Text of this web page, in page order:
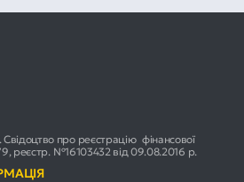
про реєстрацію фінансової
реєстр. №16103432 від 09.08.2016 р.